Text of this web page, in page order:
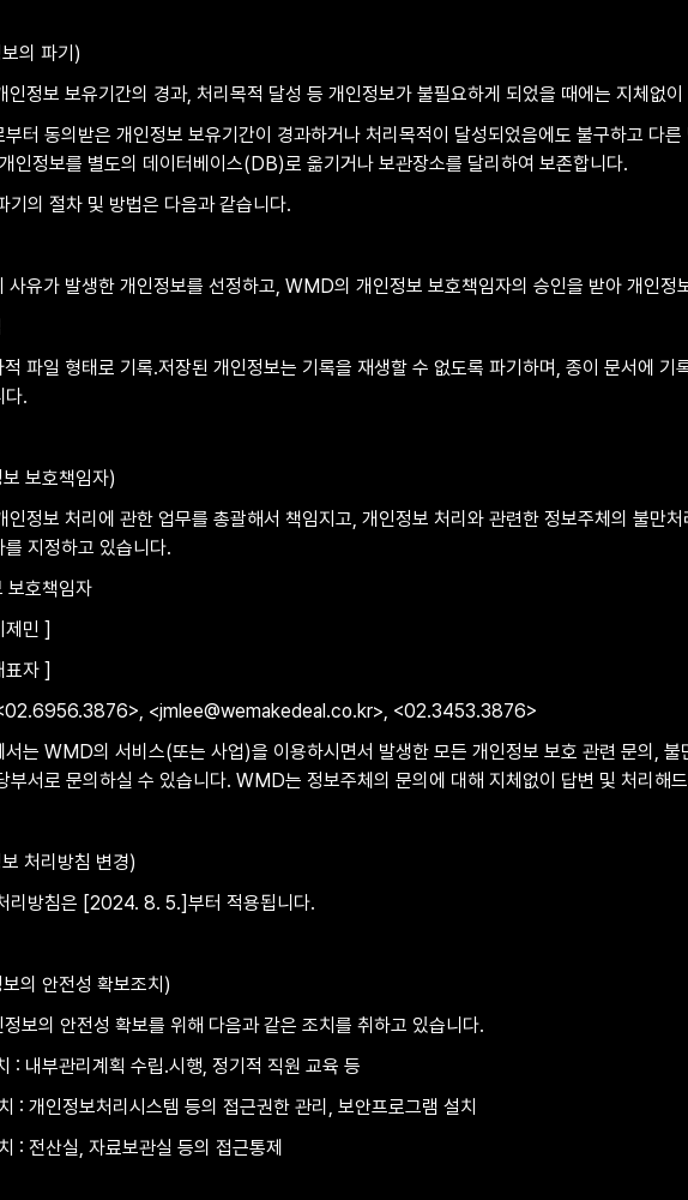
의 파기)
정보 보유기간의 경과, 처리목적 달성 등 개인정보가 불필요하게 되었을 때에는 지체없이
터 동의받은 개인정보 보유기간이 경과하거나 처리목적이 달성되었음에도 불구하고 다
인정보를 별도의 데이터베이스(DB)로 옮기거나 보관장소를 달리하여 보존합니다.
의 절차 및 방법은 다음과 같습니다.
유가 발생한 개인정보를 선정하고, WMD의 개인정보 보호책임자의 승인을 받아 개인정
파일 형태로 기록․저장된 개인정보는 기록을 재생할 수 없도록 파기하며, 종이 문서에 기
다.
보호책임자)
정보 처리에 관한 업무를 총괄해서 책임지고, 개인정보 처리와 관련한 정보주체의 불만
지정하고 있습니다.
호책임자
민 ]
자 ]
<jmlee@wemakedeal.co.kr>, <02.3453.3876>
는 WMD의 서비스(또는 사업)을 이용하시면서 발생한 모든 개인정보 보호 관련 문의, 불
부서로 문의하실 수 있습니다. WMD는 정보주체의 문의에 대해 지체없이 답변 및 처리해
처리방침 변경)
리방침은 [2024. 8. 5.]부터 적용됩니다.
의 안전성 확보조치)
보의 안전성 확보를 위해 다음과 같은 조치를 취하고 있습니다.
: 내부관리계획 수립․시행, 정기적 직원 교육 등
: 개인정보처리시스템 등의 접근권한 관리, 보안프로그램 설치
: 전산실, 자료보관실 등의 접근통제